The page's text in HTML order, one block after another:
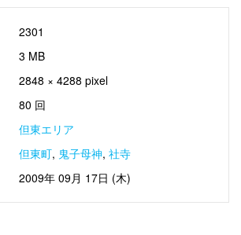
2301
3 MB
2848 × 4288 pixel
80 回
但東エリア
但東町, 鬼子母神, 社寺
2009年 09月 17日 (木)